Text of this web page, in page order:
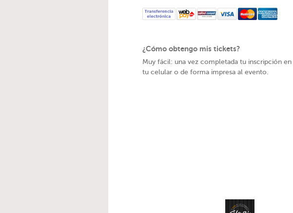
¿Cómo obtengo mis tickets?
Muy fácil: una vez completada tu inscripción en
tu celular o de forma impresa al evento.